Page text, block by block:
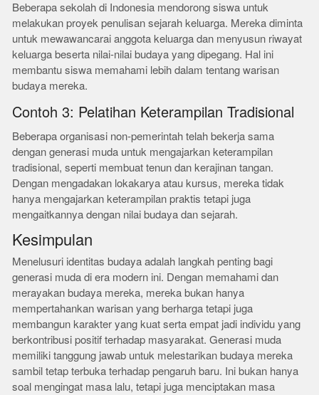
Beberapa sekolah di Indonesia mendorong siswa untuk
melakukan proyek penulisan sejarah keluarga. Mereka diminta
untuk mewawancarai anggota keluarga dan menyusun riwayat
keluarga beserta nilai-nilai budaya yang dipegang. Hal ini
membantu siswa memahami lebih dalam tentang warisan
budaya mereka.
Contoh 3: Pelatihan Keterampilan Tradisional
Beberapa organisasi non-pemerintah telah bekerja sama
dengan generasi muda untuk mengajarkan keterampilan
tradisional, seperti membuat tenun dan kerajinan tangan.
Dengan mengadakan lokakarya atau kursus, mereka tidak
hanya mengajarkan keterampilan praktis tetapi juga
mengaitkannya dengan nilai budaya dan sejarah.
Kesimpulan
Menelusuri identitas budaya adalah langkah penting bagi
generasi muda di era modern ini. Dengan memahami dan
merayakan budaya mereka, mereka bukan hanya
mempertahankan warisan yang berharga tetapi juga
membangun karakter yang kuat serta empat jadi individu yang
berkontribusi positif terhadap masyarakat. Generasi muda
memiliki tanggung jawab untuk melestarikan budaya mereka
sambil tetap terbuka terhadap pengaruh baru. Ini bukan hanya
soal mengingat masa lalu, tetapi juga menciptakan masa